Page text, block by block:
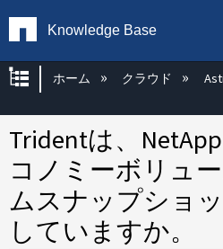
Knowledge Base
グローバル階層を
ホーム クラウド
Tridentは、NetApp
コノミーボリュ
ムスナップショ
していますか。